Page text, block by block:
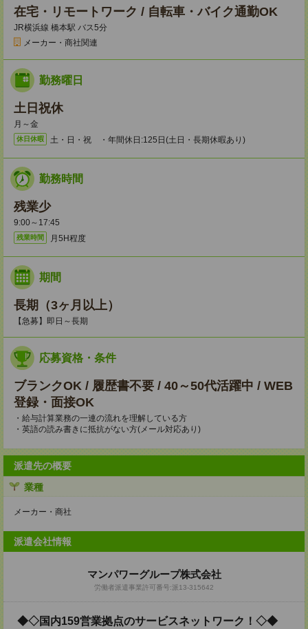
在宅・リモートワーク / 自転車・バイク通勤OK
JR横浜線 橋本駅 バス5分
メーカー・商社関連
勤務曜日
土日祝休
月～金
休日休暇 土・日・祝 ・年間休日:125日(土日・長期休暇あり)
勤務時間
残業少
9:00～17:45
残業時間 月5H程度
期間
長期（3ヶ月以上）
【急募】即日～長期
応募資格・条件
ブランクOK / 履歴書不要 / 40～50代活躍中 / WEB
登録・面接OK
・給与計算業務の一連の流れを理解している方
・英語の読み書きに抵抗がない方(メール対応あり)
派遣先の概要
業種
メーカー・商社
派遣会社情報
マンパワーグループ株式会社
労働者派遣事業許可番号:派13-315642
◆◇国内159営業拠点のサービスネットワーク！◇◆